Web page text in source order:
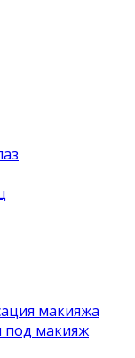
макияжа
под макияж